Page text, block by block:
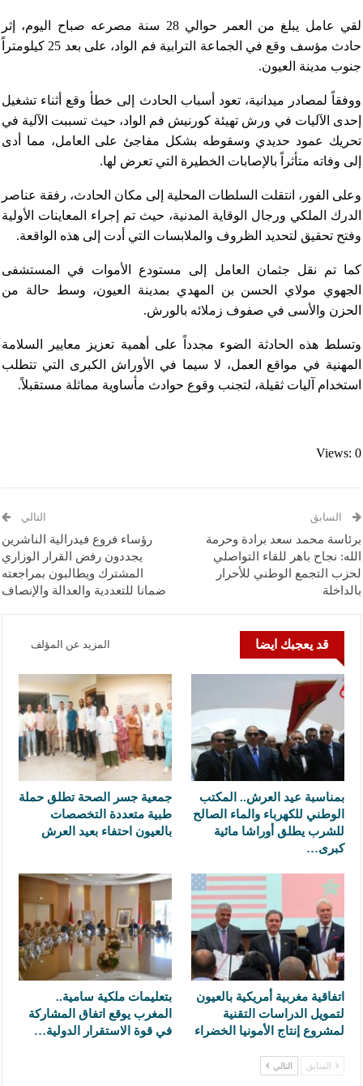
لقي عامل يبلغ من العمر حوالي 28 سنة مصرعه صباح اليوم، إثر
حادث مؤسف وقع في الجماعة الترابية فم الواد، على بعد 25 كيلومتراً
جنوب مدينة العيون.
ووفقاً لمصادر ميدانية، تعود أسباب الحادث إلى خطأ وقع أثناء تشغيل
إحدى الآليات في ورش تهيئة كورنيش فم الواد، حيث تسببت الآلية في
تحريك عمود حديدي وسقوطه بشكل مفاجئ على العامل، مما أدى
إلى وفاته متأثراً بالإصابات الخطيرة التي تعرض لها.
وعلى الفور، انتقلت السلطات المحلية إلى مكان الحادث، رفقة عناصر
الدرك الملكي ورجال الوقاية المدنية، حيث تم إجراء المعاينات الأولية
وفتح تحقيق لتحديد الظروف والملابسات التي أدت إلى هذه الواقعة.
كما تم نقل جثمان العامل إلى مستودع الأموات في المستشفى
الجهوي مولاي الحسن بن المهدي بمدينة العيون، وسط حالة من
الحزن والأسى في صفوف زملائه بالورش.
وتسلط هذه الحادثة الضوء مجدداً على أهمية تعزيز معايير السلامة
المهنية في مواقع العمل، لا سيما في الأوراش الكبرى التي تتطلب
استخدام آليات ثقيلة، لتجنب وقوع حوادث مأساوية مماثلة مستقبلاً.
Views: 0
السابق
برئاسة محمد سعد برادة وحرمة
الله: نجاح باهر للقاء التواصلي
لحزب التجمع الوطني للأحرار
بالداخلة
التالي
رؤساء فروع فيدرالية الناشرين
يجددون رفض القرار الوزاري
المشترك ويطالبون بمراجعته
ضمانا للتعددية والعدالة والإنصاف
قد يعجبك ايضا المزيد عن المؤلف
بمناسبة عيد العرش.. المكتب
الوطني للكهرباء والماء الصالح
للشرب يطلق أوراشا مائية
كبرى…
جمعية جسر الصحة تطلق حملة
طبية متعددة التخصصات
بالعيون احتفاء بعيد العرش
اتفاقية مغربية أمريكية بالعيون
لتمويل الدراسات التقنية
لمشروع إنتاج الأمونيا الخضراء
بتعليمات ملكية سامية..
المغرب يوقع اتفاق المشاركة
في قوة الاستقرار الدولية…
السابق التالي